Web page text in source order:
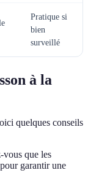
Pratique si
bien
surveillé
à la
quelques conseils
vous que les
garantir une